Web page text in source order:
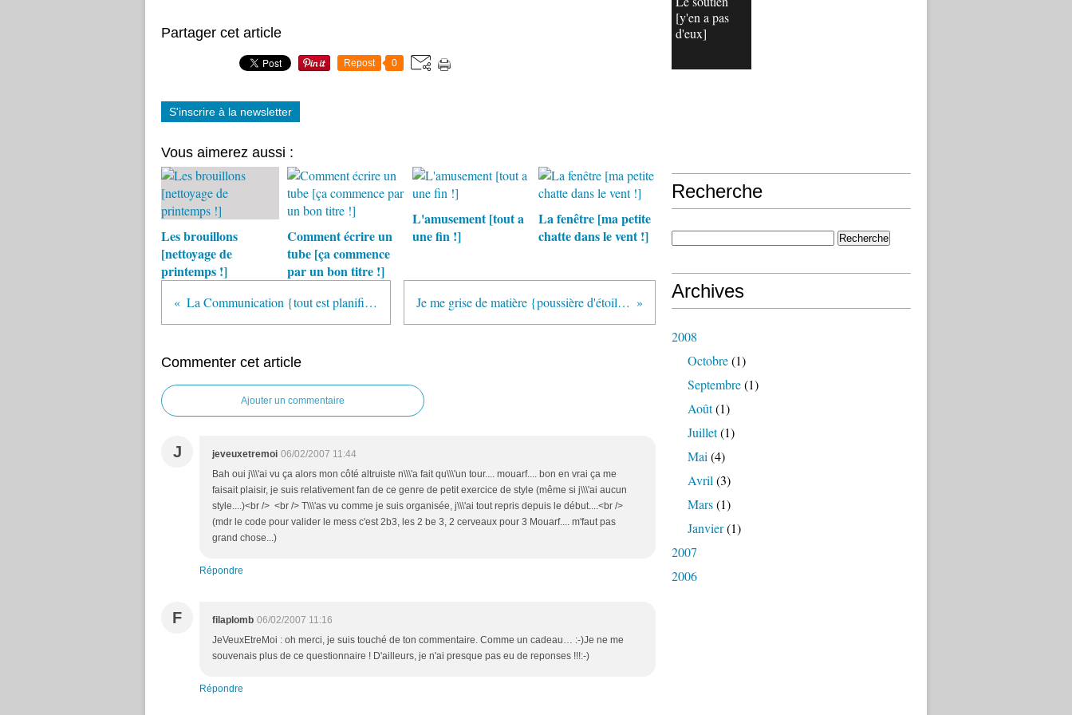
Partager cet article
Repost 0
S'inscrire à la newsletter
Vous aimerez aussi :
Les brouillons
[nettoyage de
printemps !]
Comment écrire un
tube [ça commence
par un bon titre !]
L'amusement [tout a
une fin !]
La fenêtre [ma petite
chatte dans le vent !]
La Communication {tout est planifié !] Je me grise de matière {poussière d'étoile !]
Commenter cet article
Ajouter un commentaire
J jeveuxetremoi 06/02/2007 11:44
Bah oui j\\\'ai vu ça alors mon côté altruiste n\\\'a fait qu\\\'un tour.... mouarf.... bon en vrai ça me
faisait plaisir, je suis relativement fan de ce genre de petit exercice de style (même si j\\\'ai aucun
style....)<br /> <br /> T\\\'as vu comme je suis organisée, j\\\'ai tout repris depuis le début....<br />
(mdr le code pour valider le mess c'est 2b3, les 2 be 3, 2 cerveaux pour 3 Mouarf.... m'faut pas
grand chose...)
Répondre
F filaplomb 06/02/2007 11:16
JeVeuxEtreMoi : oh merci, je suis touché de ton commentaire. Comme un cadeau… :-)Je ne me
souvenais plus de ce questionnaire ! D'ailleurs, je n'ai presque pas eu de reponses !!!:-)
Répondre
[y'en a pas
d'eux]
Recherche
Archives
2008
Octobre(1)
Septembre(1)
Août(1)
Juillet(1)
Mai (4)
Avril (3)
Mars(1)
Janvier(1)
2007
2006